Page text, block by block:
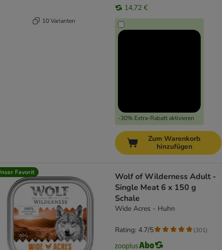
10 Varianten
14,72 €
-30% Extra-Rabatt aktivieren
Zum Warenkorb
hinzufügen
Favorit
Wolf of Wilderness Adult -
Single Meat 6 x 150 g
Schale
Wide Acres - Huhn
Rating: 4.7/5 (301)